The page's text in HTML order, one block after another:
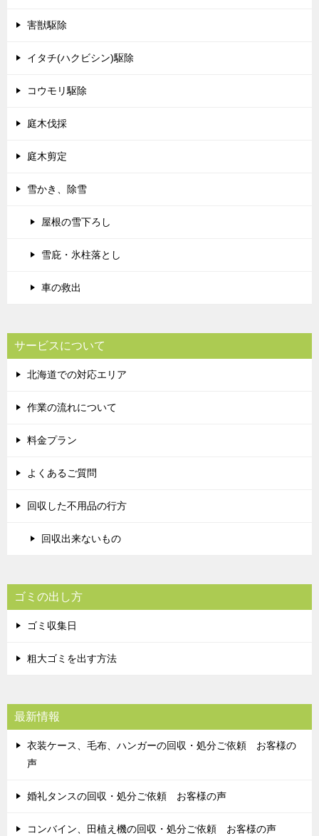
害獣駆除
イタチ(ハクビシン)駆除
コウモリ駆除
庭木伐採
庭木剪定
雪かき、除雪
屋根の雪下ろし
雪庇・氷柱落とし
車の救出
サービスについて
北海道での対応エリア
作業の流れについて
料金プラン
よくあるご質問
回収した不用品の行方
回収出来ないもの
ゴミの出し方
ゴミ収集日
粗大ゴミを出す方法
最新情報
衣装ケース、毛布、ハンガーの回収・処分ご依頼 お客様の
声
婚礼タンスの回収・処分ご依頼 お客様の声
コンバイン、田植え機の回収・処分ご依頼 お客様の声